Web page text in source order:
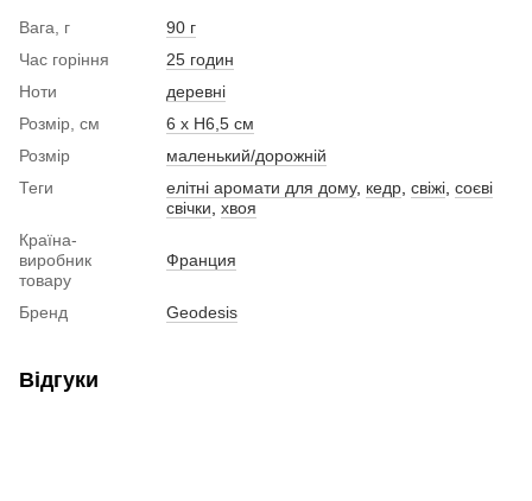
Вага, г
90 г
Час горіння
25 годин
Ноти
деревні
Розмір, см
6 х Н6,5 см
Розмір
маленький/дорожній
Теги
елітні аромати для дому, кедр свіжі соєві
свічки хвоя
Країна-
виробник
товару
Франция
Бренд Geodesis
Відгуки